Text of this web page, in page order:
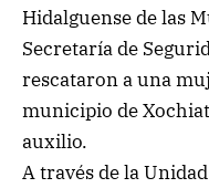
Hidalguense de las
Secretaría de
rescataron a una
municipio de
auxilio.
A través de la